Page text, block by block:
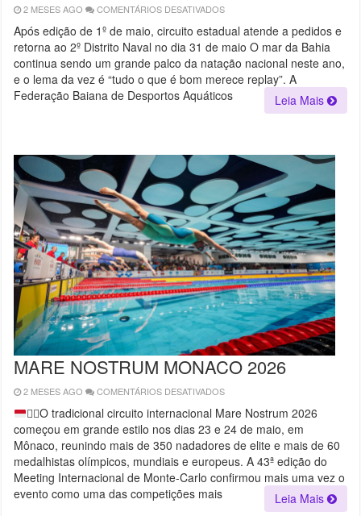
2 MESES AGO COMENTÁRIOS DESATIVADOS
BAIANO
DE
ÁGUAS
ABERTAS
AVANÇA
PARA
A
4ª
SUCESSO
Após edição de 1º de maio, circuito estadual atende a pedidos e
retorna ao 2º Distrito Naval no dia 31 de maio O mar da Bahia
continua sendo um grande palco da natação nacional neste ano,
e o lema da vez é “tudo o que é bom merece replay”. A
Federação Baiana de Desportos Aquáticos
Leia Mais
MARE NOSTRUM MONACO 2026
2 MESES AGO COMENTÁRIOS DESATIVADOS
NOSTRUM
MONACO
2026
🏊‍♂️O tradicional circuito internacional Mare Nostrum 2026
começou em grande estilo nos dias 23 e 24 de maio, em
Mônaco, reunindo mais de 350 nadadores de elite e mais de 60
medalhistas olímpicos, mundiais e europeus. A 43ª edição do
Meeting Internacional de Monte-Carlo confirmou mais uma vez o
evento como uma das competições mais
Leia Mais